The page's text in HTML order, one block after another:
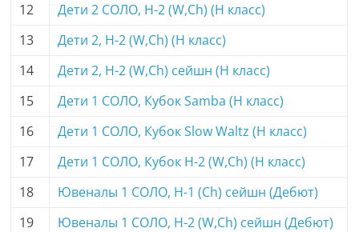
12
Дети 2 СОЛО, H-2 (W,Ch) (H класс)
13
Дети 2, H-2 (W,Ch) (H класс)
14
Дети 2, H-2 (W,Ch) сейшн (H класс)
15
Дети 1 СОЛО, Кубок Samba (H класс)
16
Дети 1 СОЛО, Кубок Slow Waltz (H класс)
17
Дети 1 СОЛО, Кубок H-2 (W,Ch) (H класс)
18
Ювеналы 1 СОЛО, H-1 (Ch) сейшн (Дебют)
19
Ювеналы 1 СОЛО, H-2 (W,Ch) сейшн (Дебют)